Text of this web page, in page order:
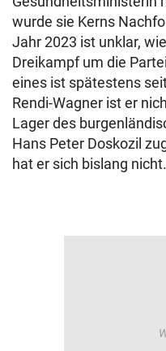
wurde sie Kerns
Jahr 2023 ist unklar,
Dreikampf um die
eines ist spätestens
Rendi-Wagner ist er
Lager des
Hans Peter Doskozil
hat er sich bislang nicht.